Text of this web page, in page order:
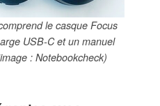
le casque Focus
USB-C et un manuel
: Notebookcheck)